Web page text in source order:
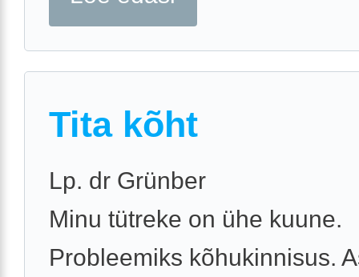
Tita kõht
Lp. dr Grünber
Minu tütreke on ühe kuune.
Probleemiks kõhukinnisus.